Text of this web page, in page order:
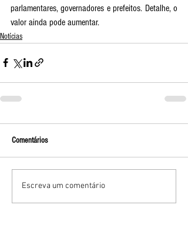
parlamentares, governadores e prefeitos. Detalhe, o
valor ainda pode aumentar.
Notícias
Comentários
Escreva um comentário